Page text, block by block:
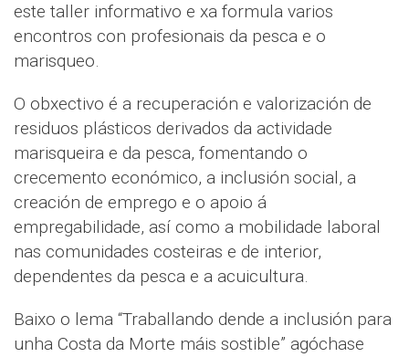
este taller informativo e xa formula varios
encontros con profesionais da pesca e o
marisqueo.
O obxectivo é a recuperación e valorización de
residuos plásticos derivados da actividade
marisqueira e da pesca, fomentando o
crecemento económico, a inclusión social, a
creación de emprego e o apoio á
empregabilidade, así como a mobilidade laboral
nas comunidades costeiras e de interior,
dependentes da pesca e a acuicultura.
Baixo o lema “Traballando dende a inclusión para
unha Costa da Morte máis sostible” agóchase